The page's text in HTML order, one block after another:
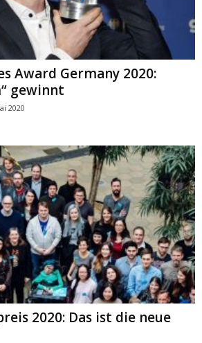
Award Germany 2020:
gewinnt
2020
2020: Das ist die neue